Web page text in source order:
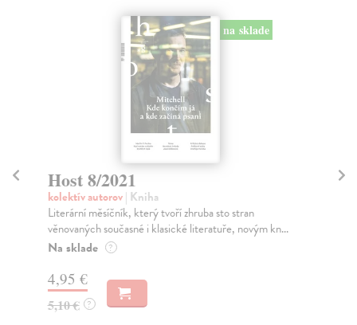
Host 5/2026
kolektív autorov| Kniha
Literární měsíčník, který tvoří zhruba sto stran
věnovaných současné i klasické literatuře, novým kn...
Zasielame do 12 dní
5,72 €
5,90 € ?